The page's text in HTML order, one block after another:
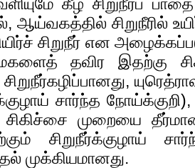
ஆய்வகத்தில் சிறுநீரில்
சிறுநீர் என
தவிர இதற்கு
சிறுநீர்கழிப்பானது,
சார்ந்த
முறையை
சிறுநீர்க்குழாய்
முக்கியமானது.